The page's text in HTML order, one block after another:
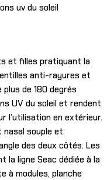
uv du soleil
et filles pratiquant la
anti-rayures et
plus de 180 degrés
UV du soleil et rendent
l’utilisation en extérieur.
souple et
des deux côtés. Les
la ligne Seac dédiée à la
à modules, planche